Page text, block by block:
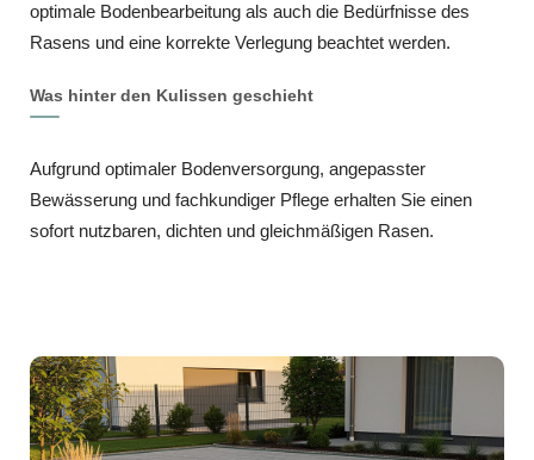
optimale Bodenbearbeitung als auch die Bedürfnisse des
Rasens und eine korrekte Verlegung beachtet werden.
Was hinter den Kulissen geschieht
Aufgrund optimaler Bodenversorgung, angepasster
Bewässerung und fachkundiger Pflege erhalten Sie einen
sofort nutzbaren, dichten und gleichmäßigen Rasen.